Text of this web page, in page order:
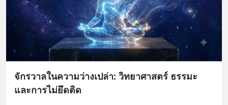
จักรวาลในความว่างเปล่า: วิทยาศาสตร์ ธรรมะ
และการไม่ยึดติด